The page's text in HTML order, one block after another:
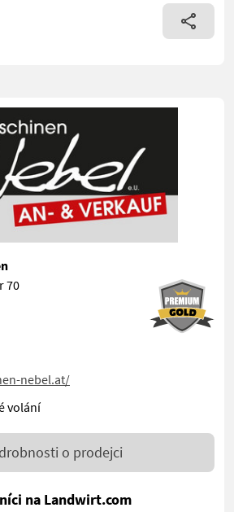
70
nebel.at/
volání
o prodejci
na Landwirt.com